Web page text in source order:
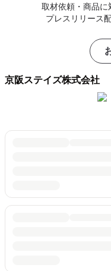
取材依頼・商品に
プレスリリース
京阪ステイズ株式会社